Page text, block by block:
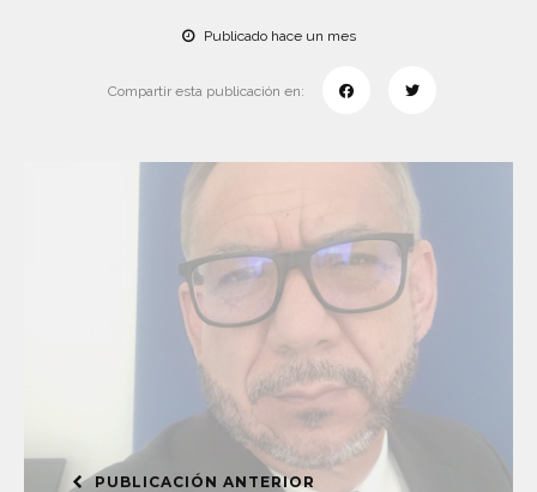
Publicado hace un mes
Compartir esta publicación en:
PUBLICACIÓN ANTERIOR